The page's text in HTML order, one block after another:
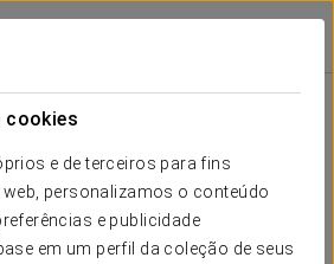
cookies
e de terceiros para fins
personalizamos o conteúdo
e publicidade
em um perfil da coleção de seus